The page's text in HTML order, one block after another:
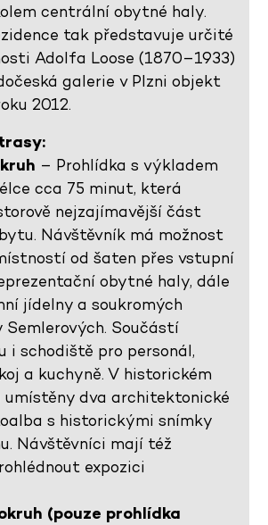
centrální obytné haly.
tak představuje určité
Adolfa Loose (1870–1933)
galerie v Plzni objekt
2012.
– Prohlídka s výkladem
cca 75 minut, která
nejzajímavější část
Návštěvník má možnost
od šaten přes vstupní
obytné haly, dále
jídelny a soukromých
Semlerových. Součástí
i schodiště pro personál,
a kuchyně. V historickém
umístěny dva architektonické
s historickými snímky
Návštěvníci mají též
expozici
(pouze prohlídka